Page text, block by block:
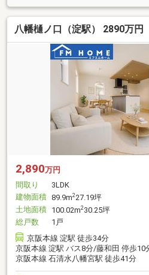
八幡樋ノ口（淀駅） 2890万円
2,890万円
間取り
3LDK
建物面積 89.9m2 27.19坪
土地面積 100.02m2 30.25坪
総戸数
1戸
京阪本線 淀駅 徒歩34分
京阪本線 淀駅 バス8分/藤和田 停歩10
京阪本線 石清水八幡宮駅 徒歩41分